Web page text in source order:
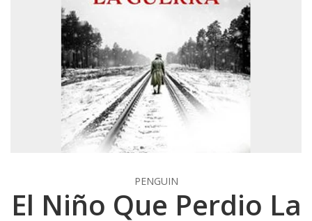
PENGUIN
El Niño Que Perdio La